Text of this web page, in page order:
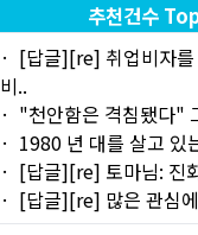
추천건수
[답글][re] 취업비자를
비..
"천안함은 격침됐다"
1980 년 대를 살고 있
[답글][re] 토마님: 진
[답글][re] 많은 관심